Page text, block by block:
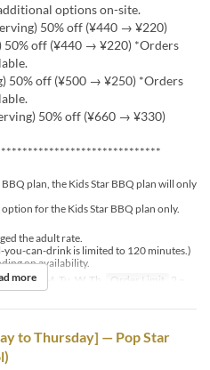
options on-site.
50% off (¥440 → ¥220)
50% off (¥440 → ¥220) *Orders
50% off (¥500 → ¥250) *Orders
50% off (¥660 → ¥330)
plan, the Kids Star BBQ plan will only
for the Kids Star BBQ plan only.
the adult rate.
can-drink is limited to 120 minutes.)
on availability.
Days M, Tu, W, Th Order Limit 2 ~
more
to Thursday] — Pop Star